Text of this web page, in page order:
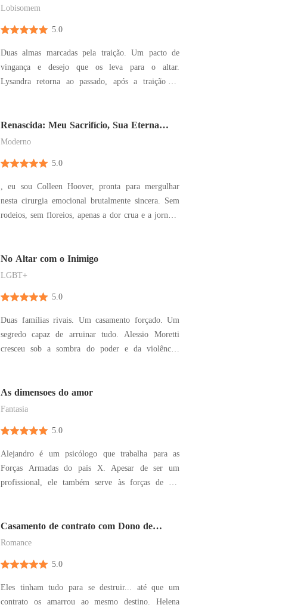
dele z
Lobisomem
5.0
Duas almas marcadas pela traição. Um pacto de
vingança e desejo que os leva para o altar.
Lysandra retorna ao passado, após a traição do
casa com o temido Logan, a Fera que, em sua
primeira vida, aterrorizo
Renascida: Meu Sacrifício, Sua Eterna
Culpa
Moderno
5.0
, eu sou Colleen Hoover, pronta para mergulhar
nesta cirurgia emocional brutalmente sincera. Sem
rodeios, sem floreios, apenas a dor crua e a jornada
brilhante, mas invisível para o homem que amava,
presa
No Altar com o Inimigo
LGBT+
5.0
Duas famílias rivais. Um casamento forçado. Um
segredo capaz de arruinar tudo. Alessio Moretti
cresceu sob a sombra do poder e da violência.
que amar o inimigo era a maior delas. Quando um
acordo sangren
As dimensoes do amor
Fantasia
5.0
Alejandro é um psicólogo que trabalha para as
Forças Armadas do país X. Apesar de ser um
profissional, ele também serve às forças de seu
dimensão exista e inicialmente considera isso um
delírio de seu coman
Casamento de contrato com Dono de
Fazenda
Romance
5.0
Eles tinham tudo para se destruir... até que um
contrato os amarrou ao mesmo destino. Helena